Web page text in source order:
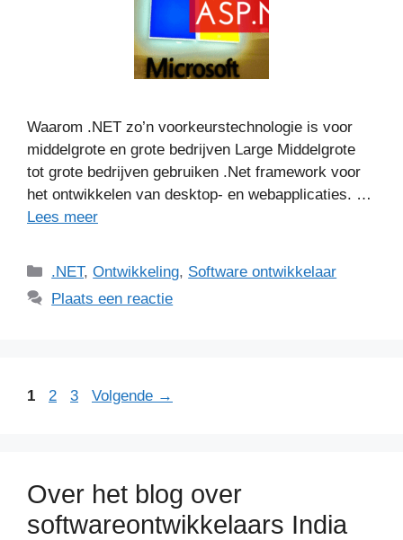
Waarom .NET zo’n voorkeurstechnologie is voor
middelgrote en grote bedrijven Large Middelgrote
tot grote bedrijven gebruiken .Net framework voor
het ontwikkelen van desktop- en webapplicaties. …
Lees meer
Categorieën
.NET,Ontwikkeling, Software ontwikkelaar
Plaats een reactie
Pagina
1 Pagina
2 Pagina
3 Volgende →
Over het blog over
softwareontwikkelaars India